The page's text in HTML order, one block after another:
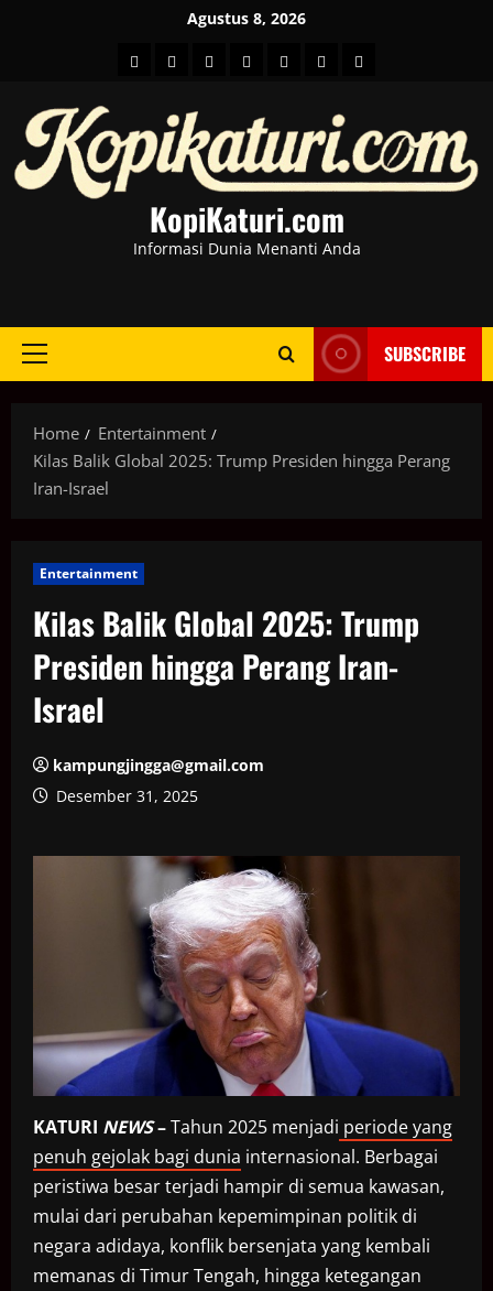
Agustus 8, 2026
HOMEBeritahot
BusinessKesehatan
SportEntertainment
KopiKaturi.com
Informasi Dunia Menanti Anda
Primary
SUBSCRIBE
Home
Entertainment
Kilas Balik Global 2025: Trump Presiden hingga Perang
Iran-Israel
Entertainment
Kilas Balik Global 2025: Trump
Presiden hingga Perang Iran-
Israel
kampungjingga@gmail.com
Desember 31, 2025
KATURI NEWS–Tahun 2025 menjadi periode yang
penuh gejolak bagi dunia internasional. Berbagai
peristiwa besar terjadi hampir di semua kawasan,
mulai dari perubahan kepemimpinan politik di
negara adidaya, konflik bersenjata yang kembali
memanas di Timur Tengah, hingga ketegangan